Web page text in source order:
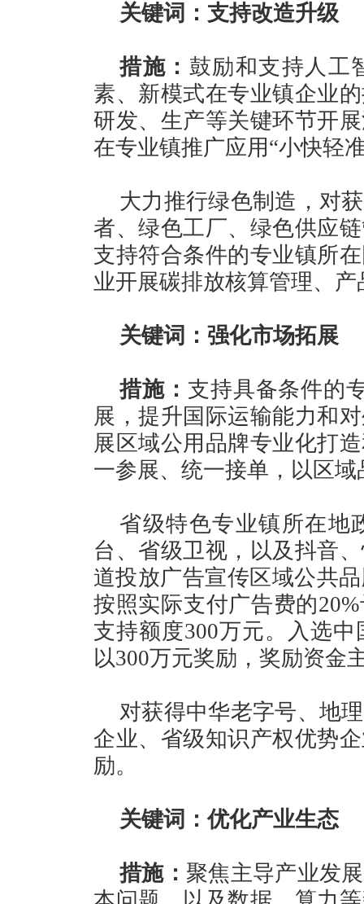
关键词：支持改造升级
措施： 鼓励和支持人工
素、新模式在专业镇企业
研发、生产等关键环节开
在专业镇推广应用“小快轻
大力推行绿色制造，对
者、绿色工厂、绿色供应
支持符合条件的专业镇所
业开展碳排放核算管理、
关键词：强化市场拓展
措施： 支持具备条件的
展，提升国际运输能力和
展区域公用品牌专业化打
一参展、统一接单，以区
省级特色专业镇所在地
台、省级卫视，以及抖音
道投放广告宣传区域公共
按照实际支付广告费的
支持额度300万元。入选
以300万元奖励，奖励资金
对获得中华老字号、地
企业、省级知识产权优势
励。
关键词：优化产业生态
措施： 聚焦主导产业发